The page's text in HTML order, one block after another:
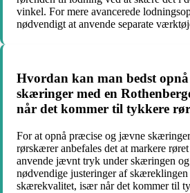
vinkel. For mere avancerede
nødvendigt at anvende separate
Hvordan kan man bedst
skæringer med en
når det kommer til tykkere
For at opnå præcise og jævne
rørskærer anbefales det at markere
anvende jævnt tryk under skæringen
nødvendige justeringer af
skærekvalitet, især når det kommer til